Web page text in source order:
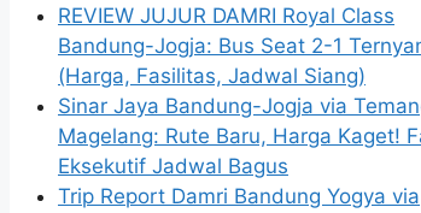
REVIEW JUJUR DAMRI Royal Class
Bandung-Jogja: Bus Seat 2-1
(Harga, Fasilitas, Jadwal Siang)
Sinar Jaya Bandung-Jogja via
Magelang: Rute Baru, Harga Kaget!
Eksekutif Jadwal Bagus
Trip Report Damri Bandung Yogya via